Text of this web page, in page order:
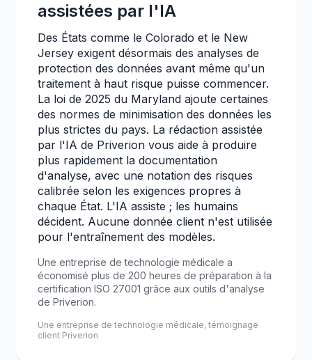
assistées par l'IA
Des États comme le Colorado et le New
Jersey exigent désormais des analyses de
protection des données avant même qu'un
traitement à haut risque puisse commencer.
La loi de 2025 du Maryland ajoute certaines
des normes de minimisation des données les
plus strictes du pays. La rédaction assistée
par l'IA de Priverion vous aide à produire
plus rapidement la documentation
d'analyse, avec une notation des risques
calibrée selon les exigences propres à
chaque État. L'IA assiste ; les humains
décident. Aucune donnée client n'est utilisée
pour l'entraînement des modèles.
Une entreprise de technologie médicale a
économisé plus de 200 heures de préparation à la
certification ISO 27001 grâce aux outils d'analyse
de Priverion.
Une entreprise de technologie médicale, témoignage
client Priverion